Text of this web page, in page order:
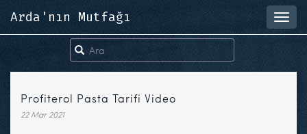
Arda'nın Mutfağı
Profiterol Pasta Tarifi Video
22 Mar 2021